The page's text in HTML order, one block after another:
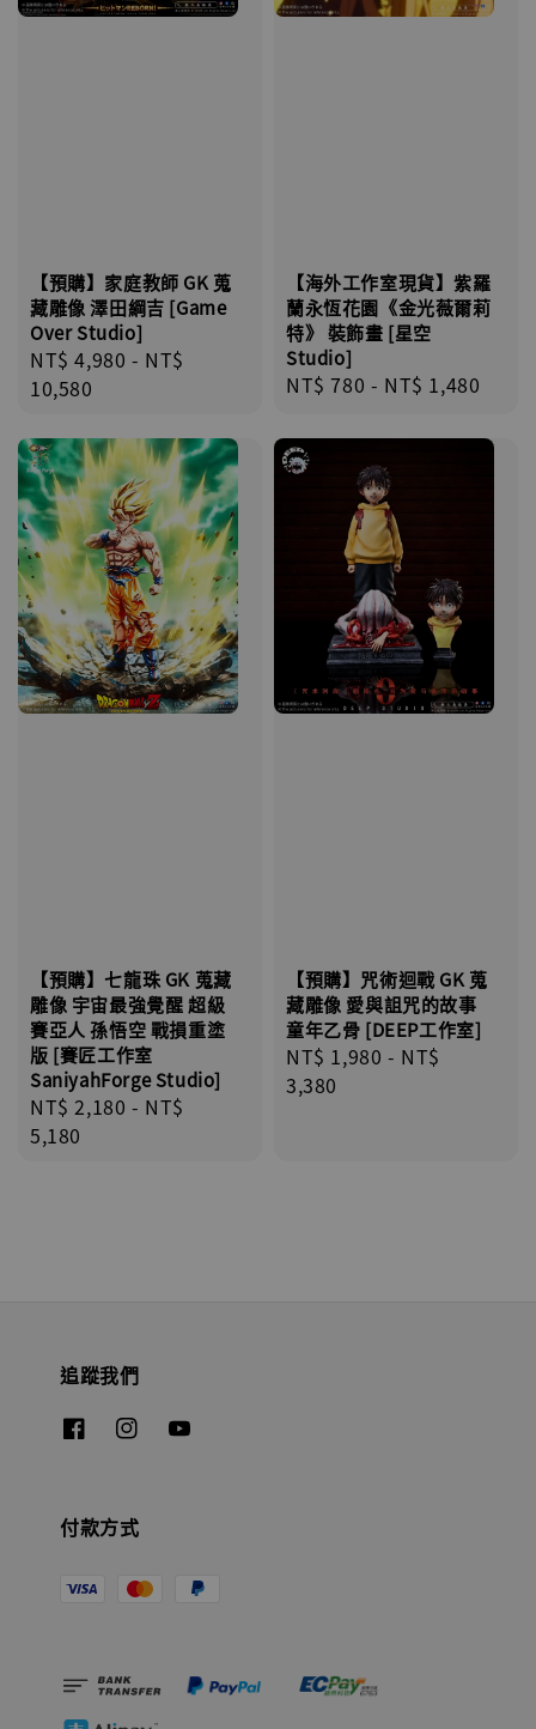
【預購】家庭教師 GK 蒐
藏雕像 澤田綱吉 [Game
Over Studio]
Regular
price
NT$ 4,980 - NT$
10,580
【海外工作室現貨】紫羅
蘭永恆花園《金光薇爾莉
特》 裝飾畫 [星空
Studio]
Regular
NT$ 780 - NT$ 1,480
【預購】七龍珠 GK 蒐藏
雕像 宇宙最強覺醒 超級
賽亞人 孫悟空 戰損重塗
版 [賽匠工作室
SaniyahForge Studio]
Regular
price
NT$ 2,180 - NT$
5,180
【預購】咒術迴戰 GK 蒐
藏雕像 愛與詛咒的故事
童年乙骨 [DEEP工作室]
Regular
price
NT$ 1,980 - NT$
3,380
追蹤我們
付款方式